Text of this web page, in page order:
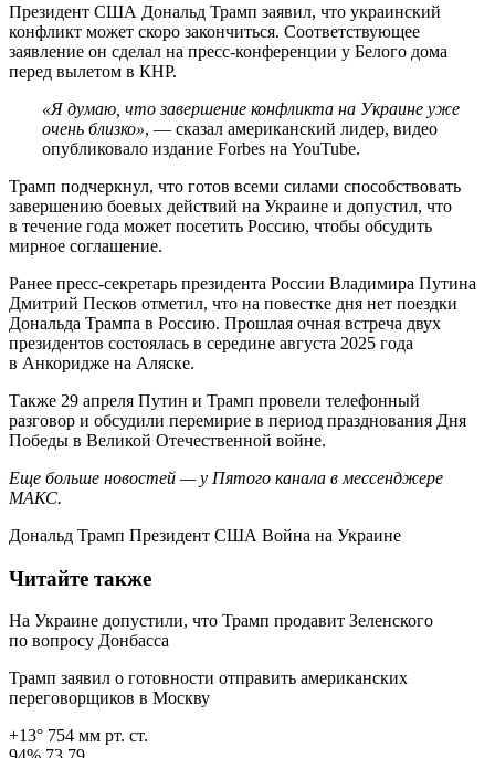
Президент США Дональд Трамп заявил, что украинский
конфликт может скоро закончиться. Соответствующее
заявление он сделал на пресс-конференции у Белого дома
перед вылетом в КНР.
«Я думаю, что завершение конфликта на Украине уже
очень близко», — сказал американский лидер, видео
опубликовало издание Forbes на YouTube.
Трамп подчеркнул, что готов всеми силами способствовать
завершению боевых действий на Украине и допустил, что
в течение года может посетить Россию, чтобы обсудить
мирное соглашение.
Ранее пресс-секретарь президента России Владимира Путина
Дмитрий Песков отметил, что на повестке дня нет поездки
Дональда Трампа в Россию. Прошлая очная встреча двух
президентов состоялась в середине августа 2025 года
в Анкоридже на Аляске.
Также 29 апреля Путин и Трамп провели телефонный
разговор и обсудили перемирие в период празднования Дня
Победы в Великой Отечественной войне.
Еще больше новостей — у Пятого канала в мессенджере
МАКС.
Дональд Трамп Президент США Война на Украине
Читайте также
На Украине допустили, что Трамп продавит Зеленского
по вопросу Донбасса
Трамп заявил о готовности отправить американских
переговорщиков в Москву
+13° 754 мм рт. ст.